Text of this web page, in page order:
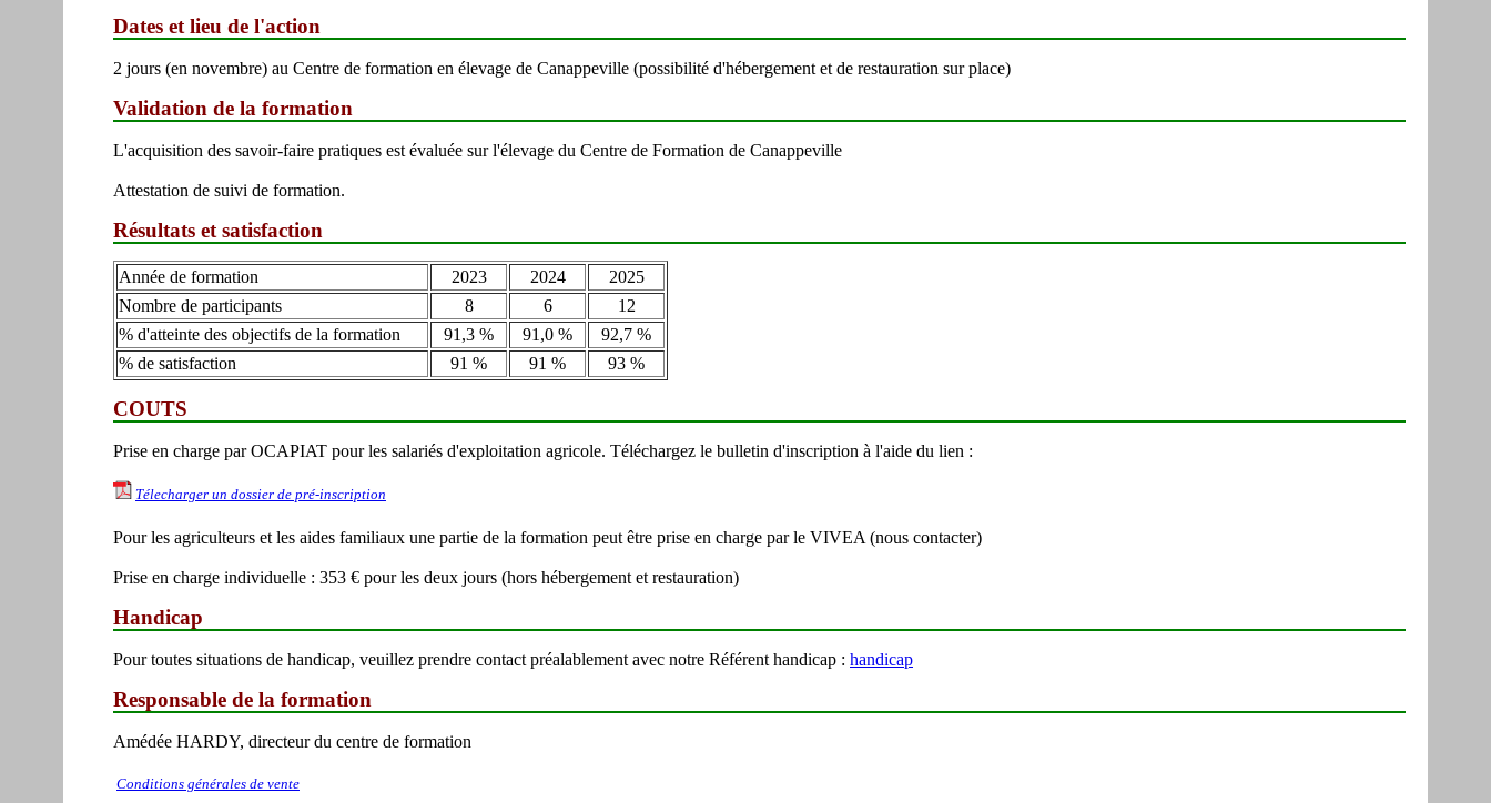
Dates et lieu de l'action
2 jours (en novembre) au Centre de formation en élevage de Canappeville (possibilité d'hébergement et de restauration sur place)
Validation de la formation
L'acquisition des savoir-faire pratiques est évaluée sur l'élevage du Centre de Formation de Canappeville
Attestation de suivi de formation.
Résultats et satisfaction
Année de formation 2023 2024
2025
Nombre de participants
8 6
12
% d'atteinte des objectifs de la formation
91,3 % 91,0 %
92,7 %
% de satisfaction
91 % 91 % 93 %
COUTS
Prise en charge par OCAPIAT pour les salariés d'exploitation agricole. Téléchargez le bulletin d'inscription à l'aide du lien :
Télecharger un dossier de pré-inscription
Pour les agriculteurs et les aides familiaux une partie de la formation peut être prise en charge par le VIVEA (nous contacter)
Prise en charge individuelle : 353 € pour les deux jours (hors hébergement et restauration)
Handicap
Pour toutes situations de handicap, veuillez prendre contact préalablement avec notre Référent handicap : handicap
Responsable de la formation
Amédée HARDY, directeur du centre de formation
Conditions générales de vente